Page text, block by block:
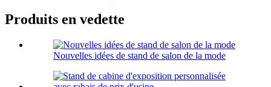
Produits en vedette
Nouvelles idées de stand de salon de la mode